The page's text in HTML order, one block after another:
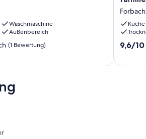
Waschmaschine
Außenbereich
(1 Bewertung)
Hunde
Forbach
Küche
9.6
9,6/10